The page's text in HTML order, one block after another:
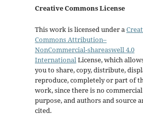
Creative Commons License
This work is licensed under a
Commons Attribution–
NonCommercial-shareaswell 4.0
InternationalLicense, which
you to share, copy, distribute,
reproduce, completely or part of
work, since there is no commercial
purpose, and authors and source
cited.